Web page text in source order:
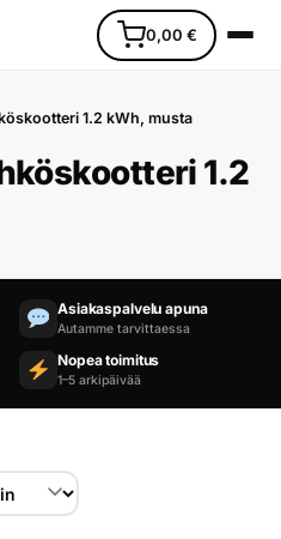
0,00 €
1.2 kWh, musta
1.2
Asiakaspalvelu apuna
Autamme tarvittaessa
Nopea toimitus
1–5 arkipäivää